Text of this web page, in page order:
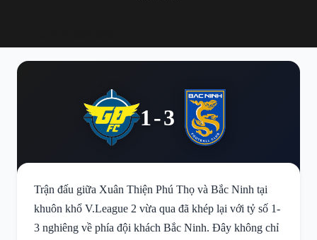
1-3
Trận đấu giữa Xuân Thiện Phú Thọ và Bắc Ninh tại
khuôn khổ V.League 2 vừa qua đã khép lại với tỷ số 1-
3 nghiêng về phía đội khách Bắc Ninh. Đây không chỉ